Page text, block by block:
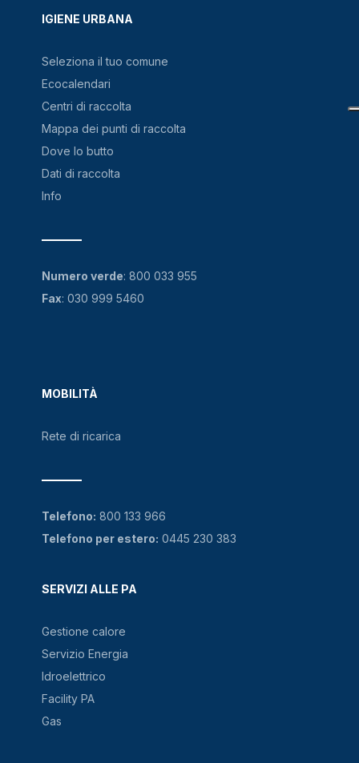
IGIENE URBANA
Seleziona il tuo comune
Ecocalendari
Centri di raccolta
Mappa dei punti di raccolta
Dove lo butto
Dati di raccolta
Info
MOBILITÀ
Rete di ricarica
SERVIZI ALLE PA
Gestione calore
Servizio Energia
Idroelettrico
Facility PA
Gas
Numero verde: 800 033 955
Fax: 030 999 5460
Telefono: 800 133 966
Telefono per estero: 0445 230 383